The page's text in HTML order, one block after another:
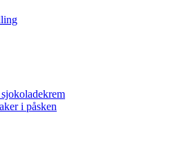
i påsken